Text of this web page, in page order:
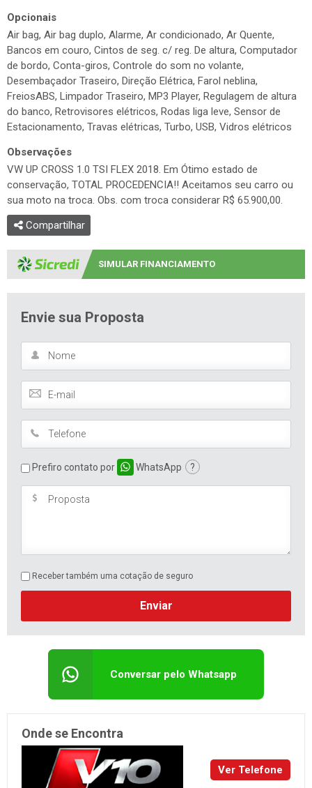
Opcionais
Air bag, Air bag duplo, Alarme, Ar condicionado, Ar Quente,
Bancos em couro, Cintos de seg. c/ reg. De altura, Computador
de bordo, Conta-giros, Controle do som no volante,
Desembaçador Traseiro, Direção Elétrica, Farol neblina,
FreiosABS, Limpador Traseiro, MP3 Player, Regulagem de altura
do banco, Retrovisores elétricos, Rodas liga leve, Sensor de
Estacionamento, Travas elétricas, Turbo, USB, Vidros elétricos
Observações
VW UP CROSS 1.0 TSI FLEX 2018. Em Ótimo estado de
conservação, TOTAL PROCEDENCIA!! Aceitamos seu carro ou
sua moto na troca. Obs. com troca considerar R$ 65.900,00.
Compartilhar
SIMULAR FINANCIAMENTO
Envie sua Proposta
Prefiro contato por WhatsApp ?
Receber também uma cotação de seguro
Enviar
Conversar pelo Whatsapp
Onde se Encontra
Ver Telefone